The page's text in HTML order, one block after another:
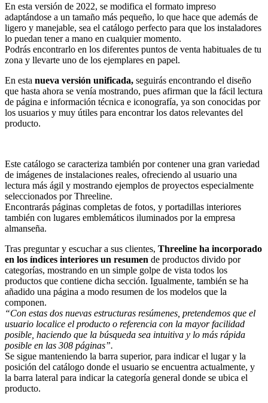
En esta versión de 2022, se modifica el formato impreso
adaptándose a un tamaño más pequeño, lo que hace que además de
ligero y manejable, sea el catálogo perfecto para que los instaladores
lo puedan tener a mano en cualquier momento.
Podrás encontrarlo en los diferentes puntos de venta habituales de tu
zona y llevarte uno de los ejemplares en papel.
En esta nueva versión unificada, seguirás encontrando el diseño
que hasta ahora se venía mostrando, pues afirman que la fácil lectura
de página e información técnica e iconografía, ya son conocidas por
los usuarios y muy útiles para encontrar los datos relevantes del
producto.
Este catálogo se caracteriza también por contener una gran variedad
de imágenes de instalaciones reales, ofreciendo al usuario una
lectura más ágil y mostrando ejemplos de proyectos especialmente
seleccionados por Threeline.
Encontrarás páginas completas de fotos, y portadillas interiores
también con lugares emblemáticos iluminados por la empresa
almanseña.
Tras preguntar y escuchar a sus clientes, Threeline ha incorporado
en los índices interiores un resumen de productos divido por
categorías, mostrando en un simple golpe de vista todos los
productos que contiene dicha sección. Igualmente, también se ha
añadido una página a modo resumen de los modelos que la
componen.
“Con estas dos nuevas estructuras resúmenes, pretendemos que el
usuario localice el producto o referencia con la mayor facilidad
posible, haciendo que la búsqueda sea intuitiva y lo más rápida
posible en las 308 páginas”.
Se sigue manteniendo la barra superior, para indicar el lugar y la
posición del catálogo donde el usuario se encuentra actualmente, y
la barra lateral para indicar la categoría general donde se ubica el
producto.